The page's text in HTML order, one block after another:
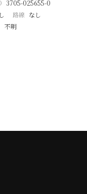
3705-025655-0
路線 なし
不明